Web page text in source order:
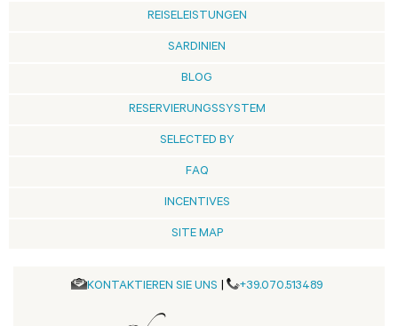
REISELEISTUNGEN
SARDINIEN
BLOG
RESERVIERUNGSSYSTEM
SELECTED BY
FAQ
INCENTIVES
SITE MAP
KONTAKTIEREN SIE UNS +39.070.513489